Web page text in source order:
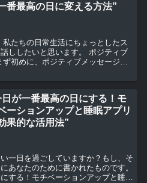
番最高の日に変える方法”
たちの日常生活にちょっとしたス
ししたいと思います。 ポジティブ
初めに、ポジティブメッセージス
日が一番最高の日にする！モ
ーションアップと睡眠アプリ
果的な活用法”
一日を過ごしていますか？もし、そ
あなたのために書かれたものです。
する！モチベーションアップと睡眠